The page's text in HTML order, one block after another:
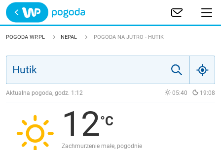
Trwa ładowanie
POLSKA
JAKOŚĆ POWIETRZA
POGODA WP.PL NEPAL POGODA NA JUTRO - HUTIK
Aktualna pogoda, godz. 1:12 05:40 19:08
12
Zachmurzenie małe, pogodnie